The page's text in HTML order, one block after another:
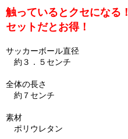
触っているとクセになる！
セットだとお得！
サッカーボール直径
約３．５センチ
全体の長さ
約７センチ
素材
ポリウレタン